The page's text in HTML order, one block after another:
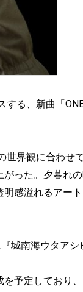
る、新曲「
界観に合わせ
った。夕暮れ
感溢れるアー
城南海ウタアシ
予定しており